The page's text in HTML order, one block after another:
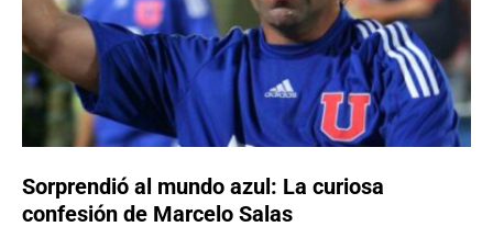
Sorprendió al mundo azul: La curiosa
confesión de Marcelo Salas